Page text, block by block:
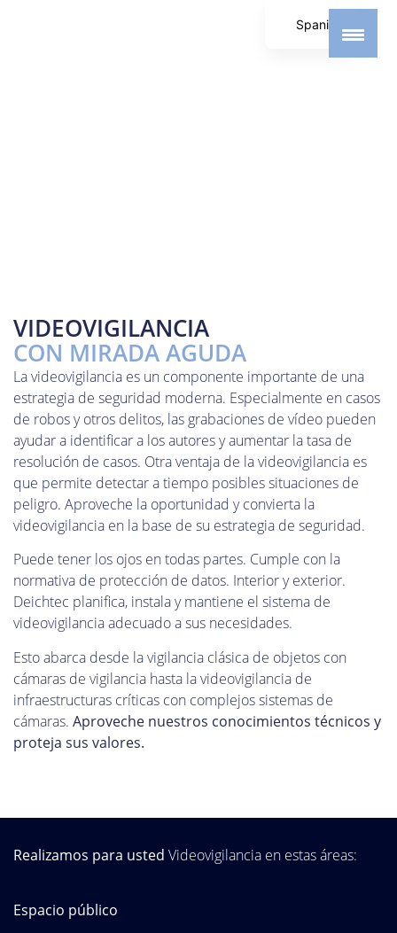
VIDEOVIGILANCIA
CON MIRADA AGUDA
La videovigilancia es un componente importante de una
estrategia de seguridad moderna. Especialmente en casos
de robos y otros delitos, las grabaciones de vídeo pueden
ayudar a identificar a los autores y aumentar la tasa de
resolución de casos. Otra ventaja de la videovigilancia es
que permite detectar a tiempo posibles situaciones de
peligro. Aproveche la oportunidad y convierta la
videovigilancia en la base de su estrategia de seguridad.
Puede tener los ojos en todas partes. Cumple con la
normativa de protección de datos. Interior y exterior.
Deichtec planifica, instala y mantiene el sistema de
videovigilancia adecuado a sus necesidades.
Esto abarca desde la vigilancia clásica de objetos con
cámaras de vigilancia hasta la videovigilancia de
infraestructuras críticas con complejos sistemas de
cámaras. Aproveche nuestros conocimientos técnicos y
proteja sus valores.
Realizamos para usted Videovigilancia en estas áreas:
Espacio público
Spanish